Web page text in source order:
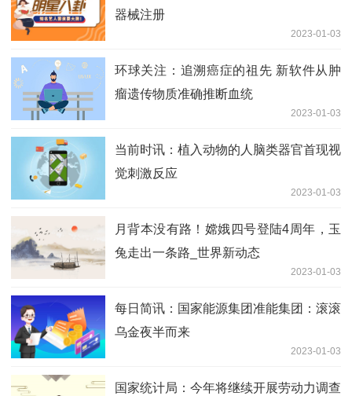
器械注册
2023-01-03
环球关注：追溯癌症的祖先 新软件从肿
瘤遗传物质准确推断血统
2023-01-03
当前时讯：植入动物的人脑类器官首现视
觉刺激反应
2023-01-03
月背本没有路！嫦娥四号登陆4周年，玉
兔走出一条路_世界新动态
2023-01-03
每日简讯：国家能源集团准能集团：滚滚
乌金夜半而来
2023-01-03
国家统计局：今年将继续开展劳动力调查